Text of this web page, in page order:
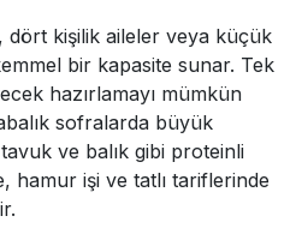
dört kişilik aileler veya küçük
bir kapasite sunar. Tek
hazırlamayı mümkün
sofralarda büyük
ve balık gibi proteinli
hamur işi ve tatlı tariflerinde